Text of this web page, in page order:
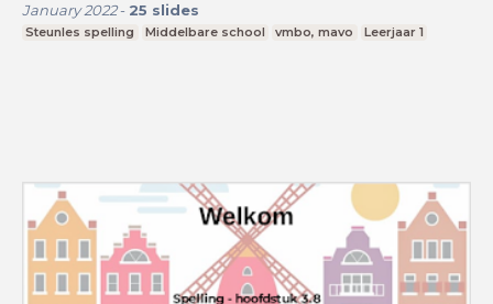
January 2022- 25 slides
Steunles spelling Middelbare school vmbo, mavo Leerjaar 1